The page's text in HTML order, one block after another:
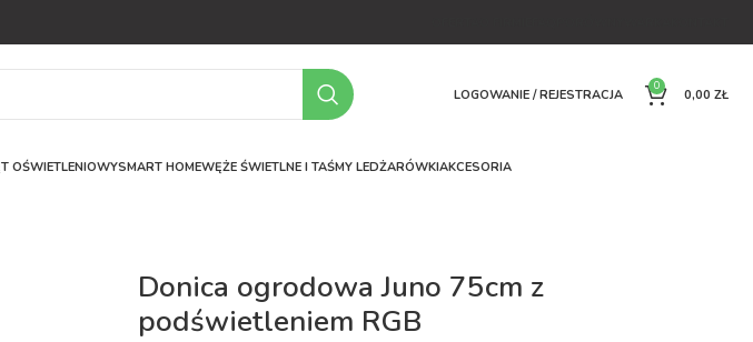
LOGOWANIE / REJESTRACJA
0
0,00 ZŁ
OŚWIETLENIOWYSMART HOMEWĘŻE ŚWIETLNE I TAŚMY LEDŻARÓWKIAKCESORIA
Donica ogrodowa Juno 75cm z
podświetleniem RGB